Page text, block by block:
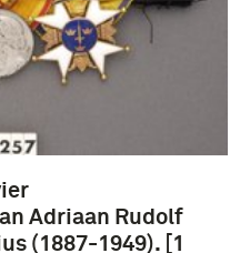
Adriaan Rudolf
(1887-1949). [1